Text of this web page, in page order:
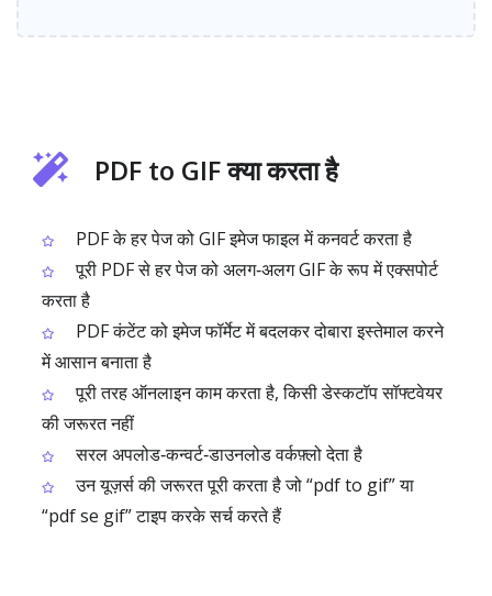
PDF to GIF क्या करता है
PDF के हर पेज को GIF इमेज फाइल में कनवर्ट करता है
पूरी PDF से हर पेज को अलग‑अलग GIF के रूप में एक्सपोर्ट
करता है
PDF कंटेंट को इमेज फॉर्मेट में बदलकर दोबारा इस्तेमाल करने
में आसान बनाता है
पूरी तरह ऑनलाइन काम करता है, किसी डेस्कटॉप सॉफ्टवेयर
की जरूरत नहीं
सरल अपलोड‑कन्वर्ट‑डाउनलोड वर्कफ़्लो देता है
उन यूज़र्स की जरूरत पूरी करता है जो “pdf to gif” या
“pdf se gif” टाइप करके सर्च करते हैं